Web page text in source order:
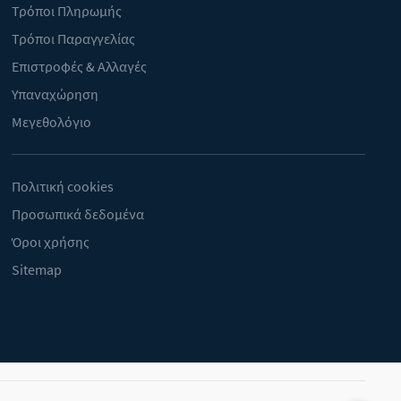
Τρόποι Πληρωμής
Τρόποι Παραγγελίας
Επιστροφές & Αλλαγές
Υπαναχώρηση
Μεγεθολόγιο
Πολιτική cookies
Προσωπικά δεδομένα
Όροι χρήσης
Sitemap